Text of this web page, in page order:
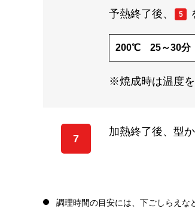
予熱終了後、 5
200℃ 25～30分
※焼成時は温度
7
加熱終了後、型
調理時間の目安には、下ごしらえな